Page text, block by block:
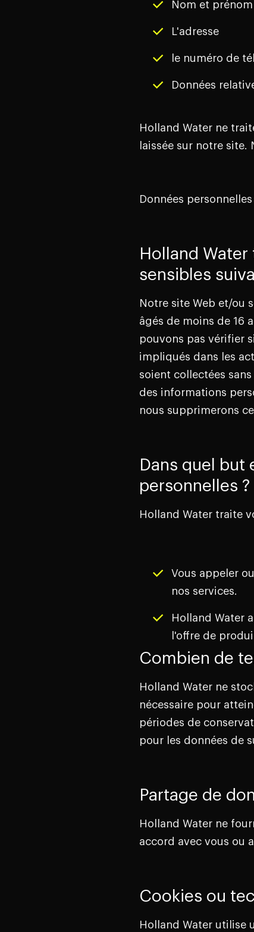
Nom et prénom
L'adresse
le numéro de
Données
Holland Water ne
laissée sur notre
Données
Holland
sensibles
Notre site Web et/ou
âgés de moins de 16
pouvons pas vérifier
impliqués dans les
soient collectées
des informations
nous supprimerons
Dans quel but
personnelles ?
Holland Water traite
Vous appeler
nos services.
Holland Water
l'offre de
Combien de
Holland Water ne
nécessaire pour
périodes de
pour les données de
Partage de
Holland Water ne
accord avec vous ou
Cookies ou
Holland Water utilise